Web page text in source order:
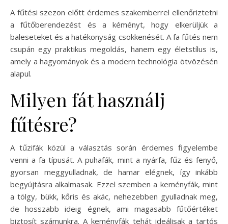
A fűtési szezon előtt érdemes szakemberrel ellenőriztetni
a fűtőberendezést és a kéményt, hogy elkerüljük a
baleseteket és a hatékonyság csökkenését. A fa fűtés nem
csupán egy praktikus megoldás, hanem egy életstílus is,
amely a hagyományok és a modern technológia ötvözésén
alapul.
Milyen fát használj
fűtésre?
A tűzifák közül a választás során érdemes figyelembe
venni a fa típusát. A puhafák, mint a nyárfa, fűz és fenyő,
gyorsan meggyulladnak, de hamar elégnek, így inkább
begyújtásra alkalmasak. Ezzel szemben a keményfák, mint
a tölgy, bükk, kőris és akác, nehezebben gyulladnak meg,
de hosszabb ideig égnek, ami magasabb fűtőértéket
biztosít számunkra. A keményfák tehát ideálisak a tartós